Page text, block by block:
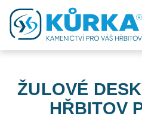
ŽULOVÉ
HŘBITOV